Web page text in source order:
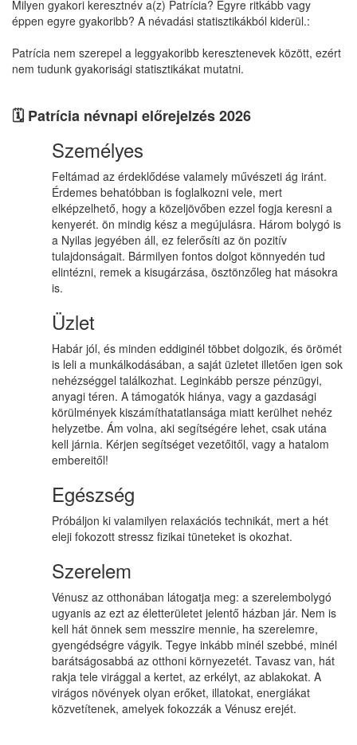
Milyen gyakori keresztnév a(z) Patrícia? Egyre ritkább vagy
éppen egyre gyakoribb? A névadási statisztikákból kiderül.:
Patrícia nem szerepel a leggyakoribb keresztenevek között, ezért
nem tudunk gyakorisági statisztikákat mutatni.
🗓️ Patrícia névnapi előrejelzés 2026
Személyes
Feltámad az érdeklődése valamely művészeti ág iránt.
Érdemes behatóbban is foglalkozni vele, mert
elképzelhető, hogy a közeljövőben ezzel fogja keresni a
kenyerét. ön mindig kész a megújulásra. Három bolygó is
a Nyilas jegyében áll, ez felerősíti az ön pozitív
tulajdonságait. Bármilyen fontos dolgot könnyedén tud
elintézni, remek a kisugárzása, ösztönzőleg hat másokra
is.
Üzlet
Habár jól, és minden eddiginél többet dolgozik, és örömét
is leli a munkálkodásában, a saját üzletet illetően igen sok
nehézséggel találkozhat. Leginkább persze pénzügyi,
anyagi téren. A támogatók hiánya, vagy a gazdasági
körülmények kiszámíthatatlansága miatt kerülhet nehéz
helyzetbe. Ám volna, aki segítségére lehet, csak utána
kell járnia. Kérjen segítséget vezetőitől, vagy a hatalom
embereitől!
Egészség
Próbáljon ki valamilyen relaxációs technikát, mert a hét
eleji fokozott stressz fizikai tüneteket is okozhat.
Szerelem
Vénusz az otthonában látogatja meg: a szerelembolygó
ugyanis az ezt az életterületet jelentő házban jár. Nem is
kell hát önnek sem messzire mennie, ha szerelemre,
gyengédségre vágyik. Tegye inkább minél szebbé, minél
barátságosabbá az otthoni környezetét. Tavasz van, hát
rakja tele virággal a kertet, az erkélyt, az ablakokat. A
virágos növények olyan erőket, illatokat, energiákat
közvetítenek, amelyek fokozzák a Vénusz erejét.